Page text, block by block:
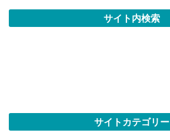
サイト内検索
サイトカテゴリー